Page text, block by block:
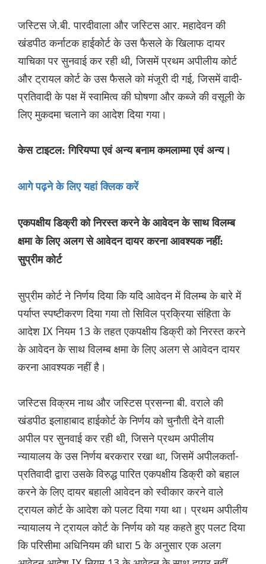
जस्टिस जे.बी. पारदीवाला और जस्टिस आर. महादेवन की
खंडपीठ कर्नाटक हाईकोर्ट के उस फैसले के खिलाफ दायर
याचिका पर सुनवाई कर रही थी, जिसमें प्रथम अपीलीय कोर्ट
और ट्रायल कोर्ट के उस फैसले को मंजूरी दी गई, जिसमें वादी-
प्रतिवादी के पक्ष में स्वामित्व की घोषणा और कब्जे की वसूली के
लिए मुकदमा चलाने का आदेश दिया गया।
केस टाइटल: गिरियप्पा एवं अन्य बनाम कमलाम्मा एवं अन्य।
आगे पढ़ने के लिए यहां क्लिक करें
एकपक्षीय डिक्री को निरस्त करने के आवेदन के साथ विलम्ब
क्षमा के लिए अलग से आवेदन दायर करना आवश्यक नहीं:
सुप्रीम कोर्ट
सुप्रीम कोर्ट ने निर्णय दिया कि यदि आवेदन में विलम्ब के बारे में
पर्याप्त स्पष्टीकरण दिया गया तो सिविल प्रक्रिया संहिता के
आदेश IX नियम 13 के तहत एकपक्षीय डिक्री को निरस्त करने
के आवेदन के साथ विलम्ब क्षमा के लिए अलग से आवेदन दायर
करना आवश्यक नहीं है।
जस्टिस विक्रम नाथ और जस्टिस प्रसन्ना बी. वराले की
खंडपीठ इलाहाबाद हाईकोर्ट के निर्णय को चुनौती देने वाली
अपील पर सुनवाई कर रही थी, जिसने प्रथम अपीलीय
न्यायालय के उस निर्णय बरकरार रखा था, जिसमें अपीलकर्ता-
प्रतिवादी द्वारा उसके विरुद्ध पारित एकपक्षीय डिक्री को बहाल
करने के लिए दायर बहाली आवेदन को स्वीकार करने वाले
ट्रायल कोर्ट के आदेश को पलट दिया गया था। प्रथम अपीलीय
न्यायालय ने ट्रायल कोर्ट के निर्णय को यह कहते हुए पलट दिया
कि परिसीमा अधिनियम की धारा 5 के अनुसार एक अलग